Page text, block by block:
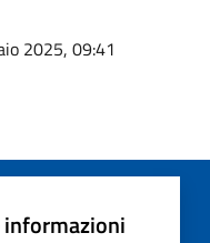
2025, 09:41
informazioni